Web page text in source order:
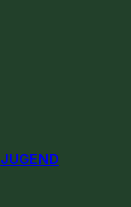
JUGEND